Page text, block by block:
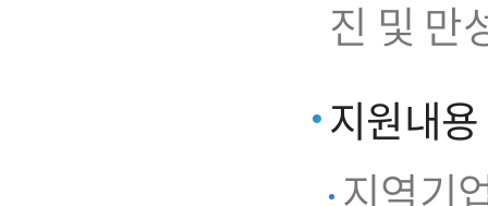
진 및 만
지원내용
지역기